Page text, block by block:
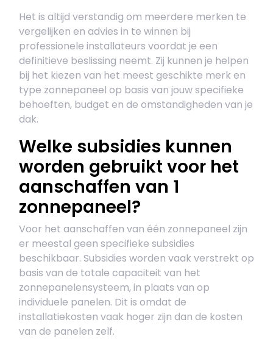
Het is altijd verstandig om meerdere merken te
vergelijken en advies in te winnen bij
professionele installateurs voordat je een
definitieve beslissing neemt. Zij kunnen je helpen
bij het kiezen van het meest geschikte merk en
type zonnepaneel op basis van jouw specifieke
behoeften, budget en de omstandigheden van je
dak.
Welke subsidies kunnen
worden gebruikt voor het
aanschaffen van 1
zonnepaneel?
Voor het aanschaffen van één zonnepaneel zijn
er meestal geen specifieke subsidies
beschikbaar. Subsidies worden vaak verstrekt op
basis van de totale capaciteit van het
zonnepanelensysteem, in plaats van op
individuele panelen. Dit is omdat de
installatiekosten vaak hoger zijn dan de kosten
van de panelen zelf.